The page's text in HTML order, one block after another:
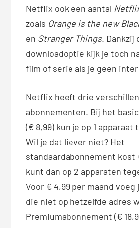
Netflix ook een aantal
zoals Orange is the new
en Stranger Things. Dankzij
downloadoptie kijk je toch
film of serie als je geen
Netflix heeft drie
abonnementen. Bij het
(€ 8,99) kun je op 1
Wil je dat liever niet? Het
standaardabonnement kost
kunt dan op 2 apparaten
Voor € 4,99 per maand voeg
die niet op hetzelfde adres
Premiumabonnement (€